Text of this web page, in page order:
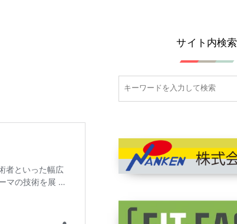
サイト内検索